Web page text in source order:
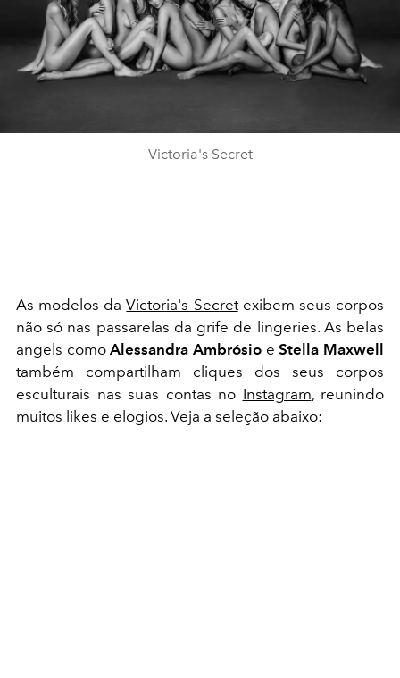
Victoria's Secret
As modelos daVictoria's Secretexibem seus corpos
não só nas passarelas da grife de lingeries. As belas
angels comoAlessandra Ambrósio eStella Maxwell
também compartilham cliques dos seus corpos
esculturais nas suas contas no Instagram, reunindo
muitos likes e elogios. Veja a seleção abaixo: